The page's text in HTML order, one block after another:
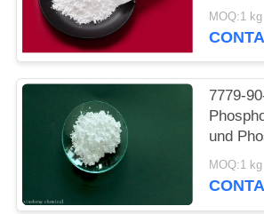
MOQ:1 kg
7779-
und
ätzende
Stahl
MOQ:1 kg